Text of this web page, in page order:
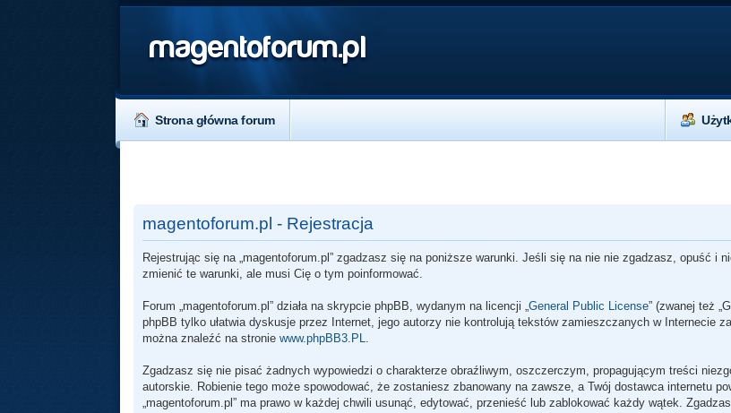
magentoforum.pl
Strona główna forum
magentoforum.pl - Rejestracja
Rejestrując się na „magentoforum.pl” zgadzasz się na poniższe warunki. Jeśli się na nie nie zgadzasz, opuść i
zmienić te warunki, ale musi Cię o tym poinformować.
Forum „magentoforum.pl” działa na skrypcie phpBB, wydanym na licencji „General Public License” (zwanej też
phpBB tylko ułatwia dyskusje przez Internet, jego autorzy nie kontrolują tekstów zamieszczanych w Internecie
można znaleźć na stroniewww.phpBB3.PL
Zgadzasz się nie pisać żadnych wypowiedzi o charakterze obraźliwym, oszczerczym, propagującym treści
autorskie. Robienie tego może spowodować, że zostaniesz zbanowany na zawsze, a Twój dostawca internetu
„magentoforum.pl” ma prawo w każdej chwili usunąć, edytować, przenieść lub zablokować każdy wątek.